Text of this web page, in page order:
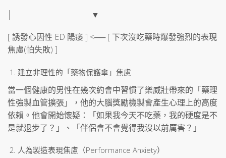
│ ▼
[ 誘發心因性 ED 陽痿 ] <── [ 下次沒吃藥時爆發強烈的表現
焦慮(怕失敗) ]
建立非理性的「藥物保護傘」焦慮
當一個健康的男性在幾次約會中習慣了樂威壯帶來的「藥理
性強製血管擴張」，他的大腦獎勵機製會產生心理上的高度
依賴。他會開始懷疑：「如果我今天不吃藥，我的硬度是不
是就退步了？」、「伴侶會不會覺得我沒以前厲害？」
人為製造表現焦慮（Performance Anxiety）